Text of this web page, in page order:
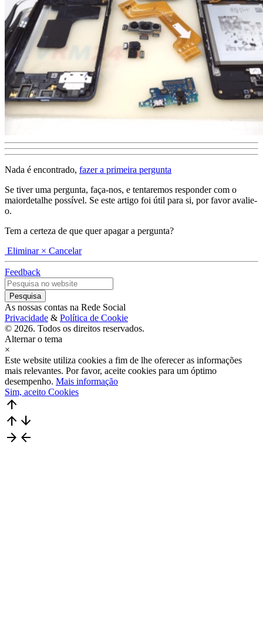
Nada é encontrado, fazer a primeira pergunta
Se tiver uma pergunta, faça-nos, e tentaremos responder com o
maiordetalhe possível. Se este artigo foi útil para si, por favor avalie-
o.
Tem a certeza de que quer apagar a pergunta?
Eliminar × Cancelar
Feedback
As nossas contas na Rede Social
Privacidade & Política de Cookie
© 2026. Todos os direitos reservados.
Alternar o tema
×
Este website utiliza cookies a fim de lhe oferecer as informações
mais relevantes. Por favor, aceite cookies para um óptimo
desempenho. Mais informação
Sim, aceito Cookies
arrow_upward
arrow_upward arrow_downward
arrow_forward arrow_back